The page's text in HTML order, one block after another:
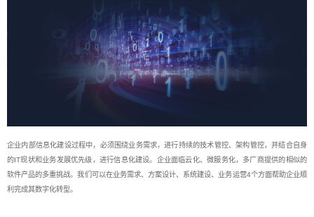
企业内部信息化建设过程中，必须围绕业务需求，进行持续的技术管控、架构管控，并结合自身
的IT现状和业务发展优先级，进行信息化建设。企业面临云化、微服务化，多厂商提供的相似的
软件产品的多重挑战。我们可以在业务需求、方案设计、系统建设、业务运营4个方面帮助企业顺
利完成其数字化转型。